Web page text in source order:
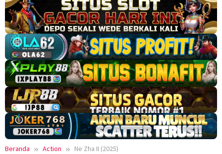
Beranda Action
Ne Zha II (2025)